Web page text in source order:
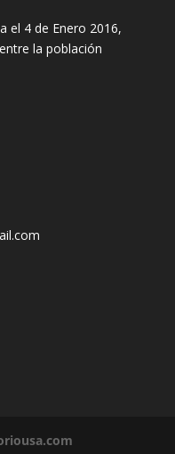
el 4 de Enero 2016,
la población